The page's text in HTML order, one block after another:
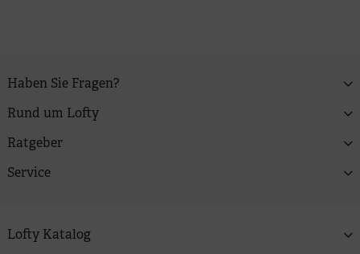
Haben Sie Fragen?
Rund um Lofty
Ratgeber
Service
Lofty Katalog